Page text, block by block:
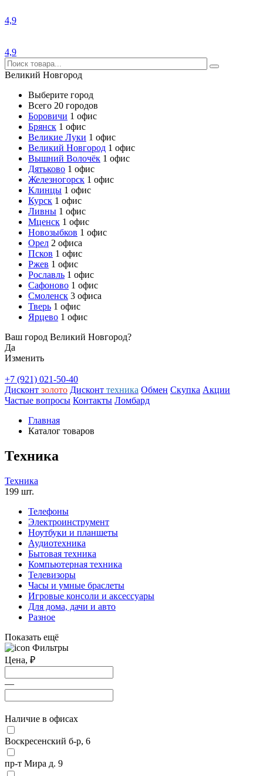
4,9
4,9
Великий Новгород
Выберите город
Всего 20 городов
Боровичи 1 офис
Брянск 1 офис
Великие Луки 1 офис
Великий Новгород 1 офис
Вышний Волочёк 1 офис
Дятьково 1 офис
Железногорск 1 офис
Клинцы 1 офис
Курск 1 офис
Ливны 1 офис
Мценск 1 офис
Новозыбков 1 офис
Орел 2 офиса
Псков 1 офис
Ржев 1 офис
Рославль 1 офис
Сафоново 1 офис
Смоленск 3 офиса
Тверь 1 офис
Ярцево 1 офис
Ваш город Великий Новгород?
Да
Изменить
+7 (921) 021-50-40
Дисконт золото Дисконт техника Обмен Скупка Акции
Частые вопросы Контакты Ломбард
Главная
Каталог товаров
Техника
Техника
199 шт.
Телефоны
Электроинструмент
Ноутбуки и планшеты
Аудиотехника
Бытовая техника
Компьютерная техника
Телевизоры
Часы и умные браслеты
Игровые консоли и аксессуары
Для дома, дачи и авто
Разное
Показать ещё
Фильтры
Цена, ₽
—
Наличие в офисах
Воскресенский б-р, 6
пр-т Мира д. 9